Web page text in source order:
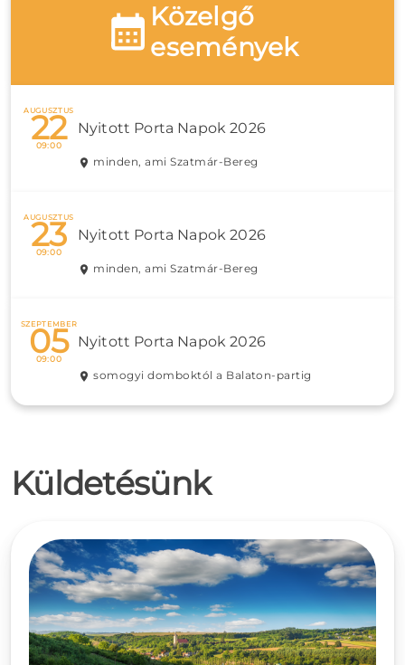
Közelgő
események
AUGUSZTUS
22
09:00
Nyitott Porta Napok 2026
minden, ami Szatmár-Bereg
AUGUSZTUS
23
09:00
Nyitott Porta Napok 2026
minden, ami Szatmár-Bereg
SZEPTEMBER
05
09:00
Nyitott Porta Napok 2026
somogyi domboktól a Balaton-partig
Küldetésünk